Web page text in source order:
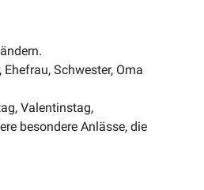
Schwester, Oma
Valentinstag,
besondere Anlässe, die